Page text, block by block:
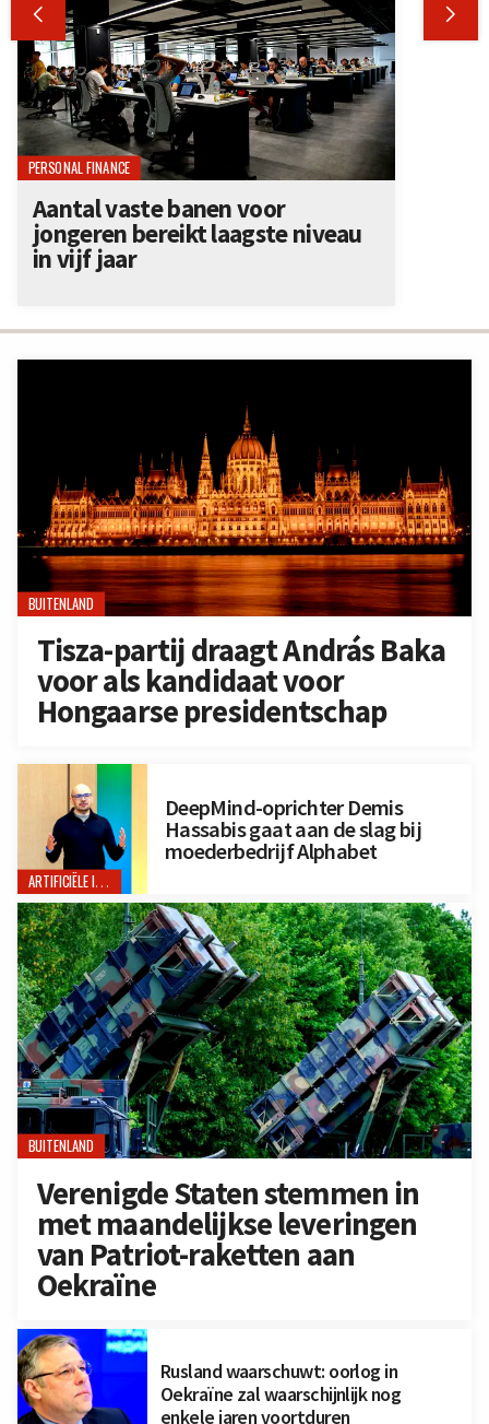
BUITENLAND
Tisza-partij draagt András Baka
voor als kandidaat voor
Hongaarse presidentschap
ARTIFICIËLE INTELLIGENTIE
DeepMind-oprichter Demis
Hassabis gaat aan de slag bij
moederbedrijf Alphabet
BUITENLAND
Verenigde Staten stemmen in
met maandelijkse leveringen
van Patriot-raketten aan
Oekraïne
Rusland waarschuwt: oorlog in
Oekraïne zal waarschijnlijk nog
enkele jaren voortduren
 
PERSONAL FINANCE
Aantal vaste banen voor
jongeren bereikt laagste niveau
in vijf jaar